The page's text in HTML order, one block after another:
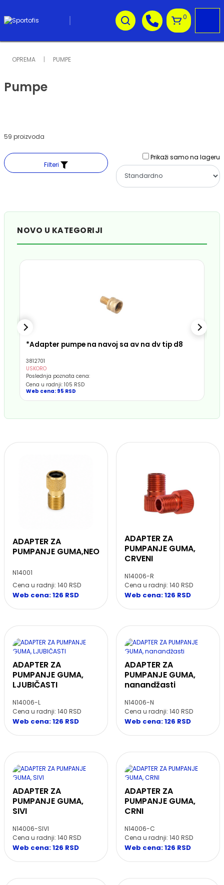
0
OPREMA PUMPE
Pumpe
59 proizvoda
Filteri
Prikaži samo na lageru
NOVO U KATEGORIJI
*Adapter pumpe na navoj sa av na dv tip d8
3812701
USKORO
Poslednja poznata cena:
Cena u radnji: 105 RSD
Web cena: 95 RSD
ADAPTER ZA
PUMPANJE GUMA,NEO
N14001
Cena u radnji: 140 RSD
Web cena: 126 RSD
ADAPTER ZA
PUMPANJE GUMA,
CRVENI
N14006-R
Cena u radnji: 140 RSD
Web cena: 126 RSD
ADAPTER ZA
PUMPANJE GUMA,
LJUBIČASTI
N14006-L
Cena u radnji: 140 RSD
Web cena: 126 RSD
ADAPTER ZA
PUMPANJE GUMA,
nanandžasti
N14006-N
Cena u radnji: 140 RSD
Web cena: 126 RSD
ADAPTER ZA
PUMPANJE GUMA,
SIVI
N14006-SIVI
Cena u radnji: 140 RSD
Web cena: 126 RSD
ADAPTER ZA
PUMPANJE GUMA,
CRNI
N14006-C
Cena u radnji: 140 RSD
Web cena: 126 RSD